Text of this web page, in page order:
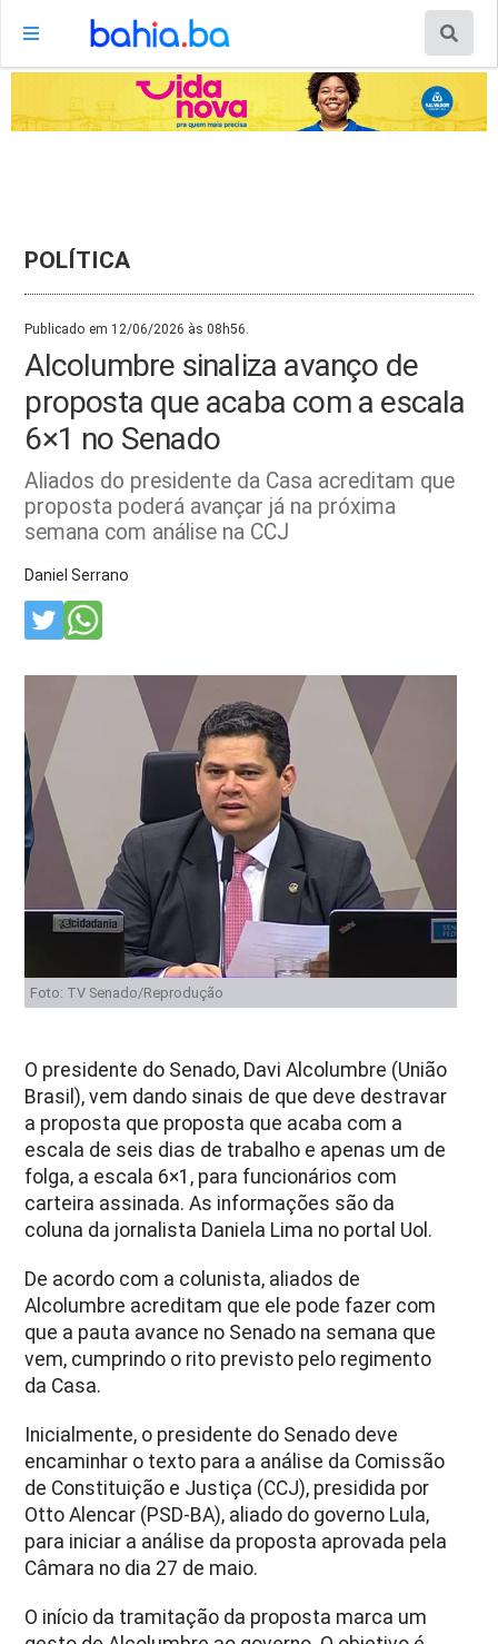
POLÍTICA
Publicado em 12/06/2026 às 08h56.
Alcolumbre sinaliza avanço de
proposta que acaba com a escala
6×1 no Senado
Aliados do presidente da Casa acreditam que
proposta poderá avançar já na próxima
semana com análise na CCJ
Daniel Serrano
Foto: TV Senado/Reprodução
O presidente do Senado, Davi Alcolumbre (União
Brasil), vem dando sinais de que deve destravar
a proposta que proposta que acaba com a
escala de seis dias de trabalho e apenas um de
folga, a escala 6×1, para funcionários com
carteira assinada. As informações são da
coluna da jornalista Daniela Lima no portal Uol.
De acordo com a colunista, aliados de
Alcolumbre acreditam que ele pode fazer com
que a pauta avance no Senado na semana que
vem, cumprindo o rito previsto pelo regimento
da Casa.
Inicialmente, o presidente do Senado deve
encaminhar o texto para a análise da Comissão
de Constituição e Justiça (CCJ), presidida por
Otto Alencar (PSD-BA), aliado do governo Lula,
para iniciar a análise da proposta aprovada pela
Câmara no dia 27 de maio.
O início da tramitação da proposta marca um